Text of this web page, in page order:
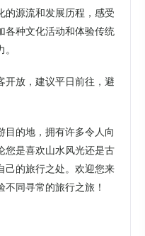
的源流和发展历程，感受
各种文化活动和体验传统
开放，建议平日前往，避
目的地，拥有许多令人向
您是喜欢山水风光还是古
己的旅行之处。欢迎您来
同寻常的旅行之旅！